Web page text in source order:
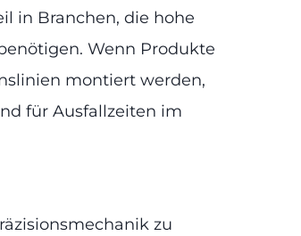
in Branchen, die hohe
Wenn Produkte
montiert werden,
für Ausfallzeiten im
zu